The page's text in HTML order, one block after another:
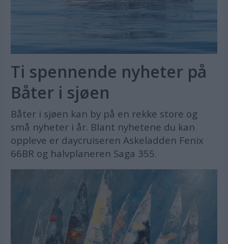
Ti spennende nyheter på
Båter i sjøen
Båter i sjøen kan by på en rekke store og
små nyheter i år. Blant nyhetene du kan
oppleve er daycruiseren Askeladden Fenix
66BR og halvplaneren Saga 355.